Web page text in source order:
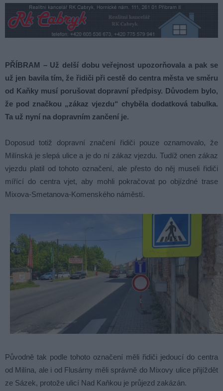
PŘÍBRAM – Už delší dobu veřejnost upozorňovala a pak se
už jen bavila tím, že řidiči při cestě do centra města ve směru
od Kaňky musí porušovat dopravní předpisy. Důvodem bylo,
že pod značkou „zákaz vjezdu“ chyběla dodatková tabulka.
Ta už nyní na dopravním zančení je.
Doposud totiž dopravní značení řidiči pouze oznamovalo, že
Milínská je slepá ulice a je do ní zákaz vjezdu. Tudíž onen zákaz
vjezdu platil od tohoto označení, ale přesto do něj museli řidiči
mířící do centra vjet, aby mohli pokračovat po objízdné trase
Mixova-Smetanova-Komenského náměstí.
Původně tak podle tohoto označení měli řidiči jedoucí do centra
od Milína, ale i od Flusárny měli správně do Mixovy ulice přijíždět
ze Sázek, protože ulicí Nad Kaňkou je průjezd zakázán.